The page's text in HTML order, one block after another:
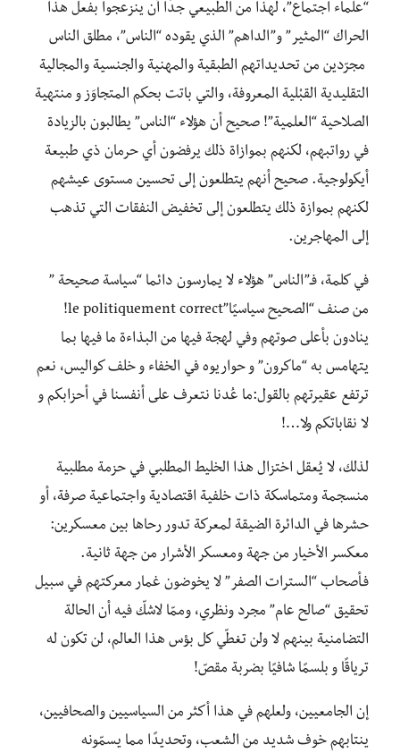
“علماء اجتماع”، لهذا من الطبيعي جدًّا أن ينزعجوا بفعل هذا
الحراك “المثير” و”الداهم” الذي يقوده “الناس”، مطلق الناس
مجرّدين من تحديداتهم الطبقية والمهنية والجنسية والمجالية
التقليدية القبْلية المعروفة، والتي باتت بحكم المتجاوَز و منتهية
الصلاحية “العلمية”! صحيح أن هؤلاء “الناس” يطالبون بالزيادة
في رواتبهم، لكنهم بموازاة ذلك يرفضون أي حرمان ذي طبيعة
أيكولوجية. صحيح أنهم يتطلعون إلى تحسين مستوى عيشهم
لكنهم بموازة ذلك يتطلعون إلى تخفيض النفقات التي تذهب
إلى المهاجرين.
في كلمة، فـ”الناس” هؤلاء لا يمارسون دائما “سياسة صحيحة ”
من صنف “الصحيح سياسيًا”le politiquement correct!
ينادون بأعلى صوتهم وفي لهجة فيها من البذاءة ما فيها بما
يتهامس به “ماكرون” و حواريوه في الخفاء و خلف كواليس، نعم
ترتفع عقيرتهم بالقول:ما عُدنا نتعرف على أنفسنا في أحزابكم و
لا نقاباتكم ولا…!
لذلك، لا يُعقل اختزال هذا الخليط المطلبي في حزمة مطلبية
منسجمة ومتماسكة ذات خلفية اقتصادية واجتماعية صرفة، أو
حشرها في الدائرة الضيقة لمعركة تدور رحاها بين معسكرين:
معكسر الأخيار من جهة ومعسكر الأشرار من جهة ثانية.
فـأصحاب “السترات الصفر” لا يخوضون غمار معركتهم في سبيل
تحقيق “صالح عام” مجرد ونظري، وممّا لاشكّ فيه أن الحالة
التضامنية بينهم لا ولن تغطّي كل بؤس هذا العالم، لن تكون له
ترياقًا و بلسمًا شافيًا بضربة مقصّ!
إن الجامعيين، ولعلهم في هذا أكثر من السياسيين والصحافيين،
ينتابهم خوف شديد من الشعب، وتحديدًا مما يسمّونه